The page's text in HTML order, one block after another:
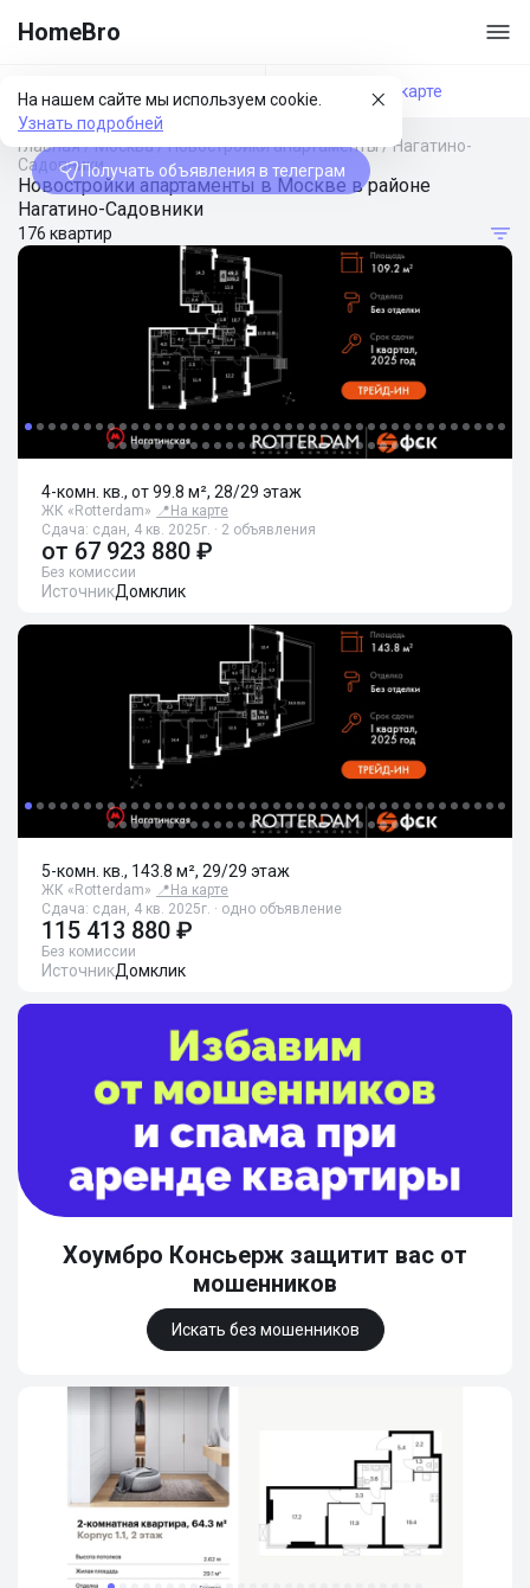
HomeBro
На нашем сайте мы используем cookie.
Узнать подробней
Получать объявления в телеграм
Фильтры На карте
Главная/Москва/Новостройки апартаменты/ Нагатино-
Садовники
Новостройки апартаменты в Москве в районе
Нагатино-Садовники
176 квартир
4-комн. кв., от 99.8 м², 28/29 этаж
ЖК «Rotterdam» 📍 На карте
Сдача: сдан, 4 кв. 2025г. · 2 объявления
от 67 923 880 ₽
Без комиссии
ИсточникДомклик
5-комн. кв., 143.8 м², 29/29 этаж
ЖК «Rotterdam» 📍 На карте
Сдача: сдан, 4 кв. 2025г. · одно объявление
115 413 880 ₽
Без комиссии
ИсточникДомклик
Хоумбро Консьерж защитит вас от
мошенников
Искать без мошенников